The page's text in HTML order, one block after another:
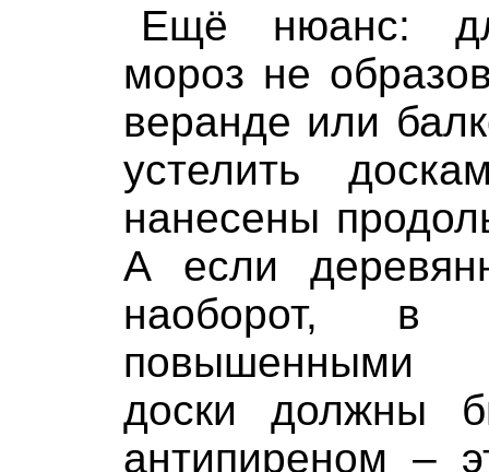
Ещё нюанс:
мороз не
веранде или
устелить
нанесены
А если
наоборот, в
повышенными
доски должны
антипиреном –